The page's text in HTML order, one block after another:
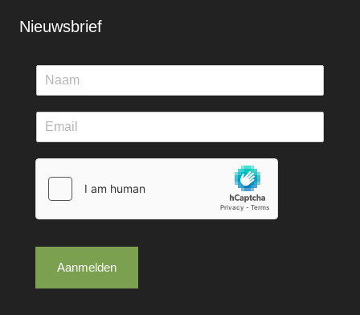
Nieuwsbrief
Aanmelden